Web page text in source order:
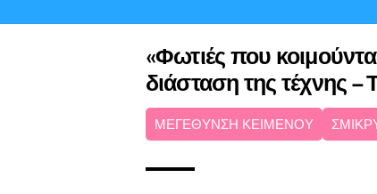
«Φωτιές που
διάσταση της τέχνης
ΜΕΓΕΘΥΝΣΗ ΚΕΙΜΕΝΟΥ